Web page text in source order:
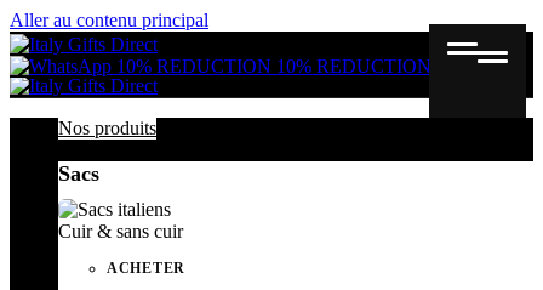
Aller au contenu principal
10% REDUCTION 10% REDUCTION
Nos produits
Sacs
Cuir & sans cuir
ACHETER